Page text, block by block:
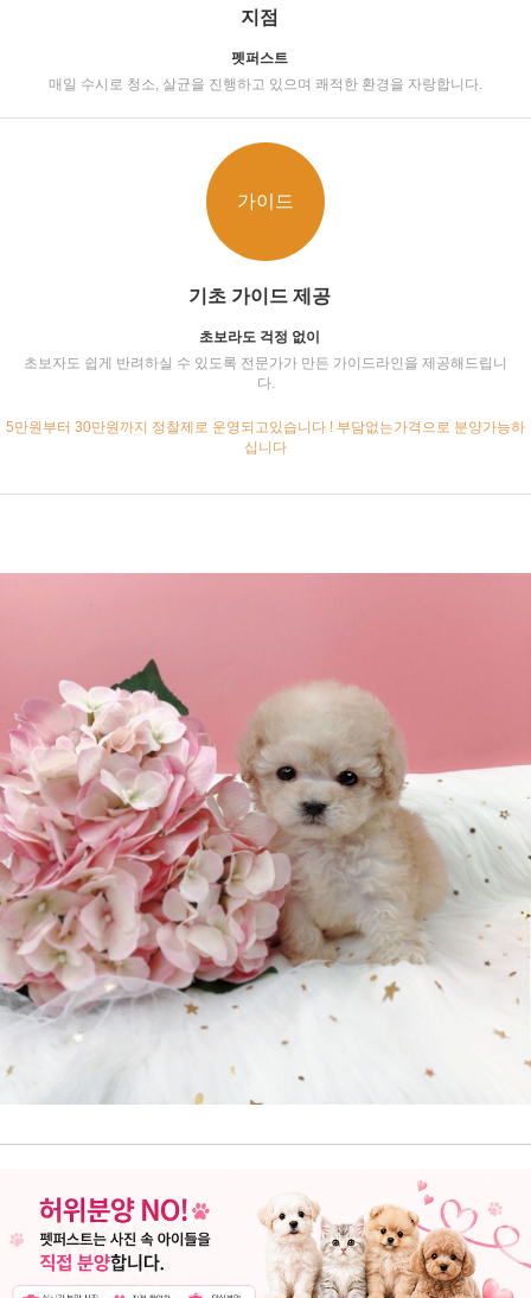
지점
펫퍼스트
매일 수시로 청소, 살균을 진행하고 있으며 쾌적한 환경을 자랑합니다.
가이드
기초 가이드 제공
초보라도 걱정 없이
초보자도 쉽게 반려하실 수 있도록 전문가가 만든 가이드라인을 제공해드립니
다.
5만원부터 30만원까지 정찰제로 운영되고있습니다 ! 부담없는가격으로 분양가능하
십니다